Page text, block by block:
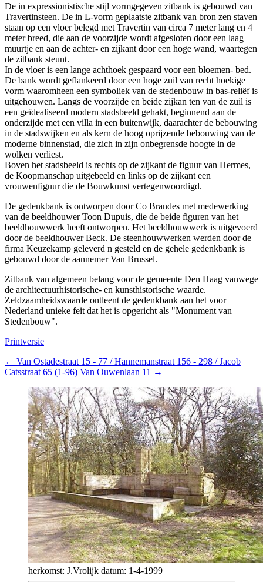
De in expressionistische stijl vormgegeven zitbank is gebouwd van
Travertinsteen. De in L-vorm geplaatste zitbank van bron zen staven
staan op een vloer belegd met Travertin van circa 7 meter lang en 4
meter breed, die aan de voorzijde wordt afgesloten door een laag
muurtje en aan de achter- en zijkant door een hoge wand, waartegen
de zitbank steunt.
In de vloer is een lange achthoek gespaard voor een bloemen- bed.
De bank wordt geflankeerd door een hoge zuil van recht hoekige
vorm waaromheen een symboliek van de stedenbouw in bas-reliëf is
uitgehouwen. Langs de voorzijde en beide zijkan ten van de zuil is
een geïdealiseerd modern stadsbeeld gehakt, beginnend aan de
onderzijde met een villa in een buitenwijk, daarachter de bebouwing
in de stadswijken en als kern de hoog oprijzende bebouwing van de
moderne binnenstad, die zich in zijn onbegrensde hoogte in de
wolken verliest.
Boven het stadsbeeld is rechts op de zijkant de figuur van Hermes,
de Koopmanschap uitgebeeld en links op de zijkant een
vrouwenfiguur die de Bouwkunst vertegenwoordigd.
De gedenkbank is ontworpen door Co Brandes met medewerking
van de beeldhouwer Toon Dupuis, die de beide figuren van het
beeldhouwwerk heeft ontworpen. Het beeldhouwwerk is uitgevoerd
door de beeldhouwer Beck. De steenhouwwerken werden door de
firma Keuzekamp geleverd n gesteld en de gehele gedenkbank is
gebouwd door de aannemer Van Brussel.
Zitbank van algemeen belang voor de gemeente Den Haag vanwege
de architectuurhistorische- en kunsthistorische waarde.
Zeldzaamheidswaarde ontleent de gedenkbank aan het voor
Nederland unieke feit dat het is opgericht als "Monument van
Stedenbouw".
Printversie
← Van Ostadestraat 15 - 77 / Hannemanstraat 156 - 298 / Jacob
Catsstraat 65 (1-96) Van Ouwenlaan 11 →
herkomst: J.Vrolijk datum: 1-4-1999